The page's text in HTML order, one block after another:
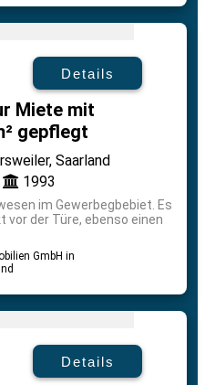
Details
Miete mit
gepflegt
Saarland
1993
im Gewerbegbebiet. Es
vor der Türe, ebenso einen
GmbH in
Details